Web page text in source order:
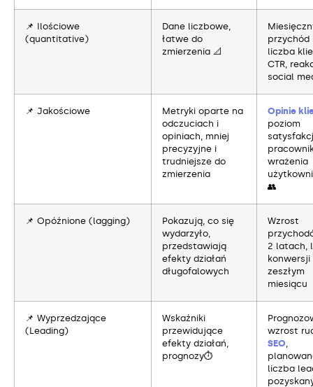
📌 Ilościowe
(quantitative)
Dane liczbowe,
łatwe do
zmierzenia 📐
przychód
liczba
CTR,
social
📌 Jakościowe
Metryki oparte na
odczuciach i
opiniach, mniej
precyzyjne i
trudniejsze do
zmierzenia
Opinie
poziom
wrażenia
👥
📌 Opóźnione (lagging)
Pokazują, co się
wydarzyło,
przedstawiają
efekty działań
długofalowych
Wzrost
2 latach,
konwersji
zeszłym
miesiącu
📌 Wyprzedzające
(Leading)
Wskaźniki
przewidujące
efekty działań,
prognozy⏱️
wzrost
SEO
liczba